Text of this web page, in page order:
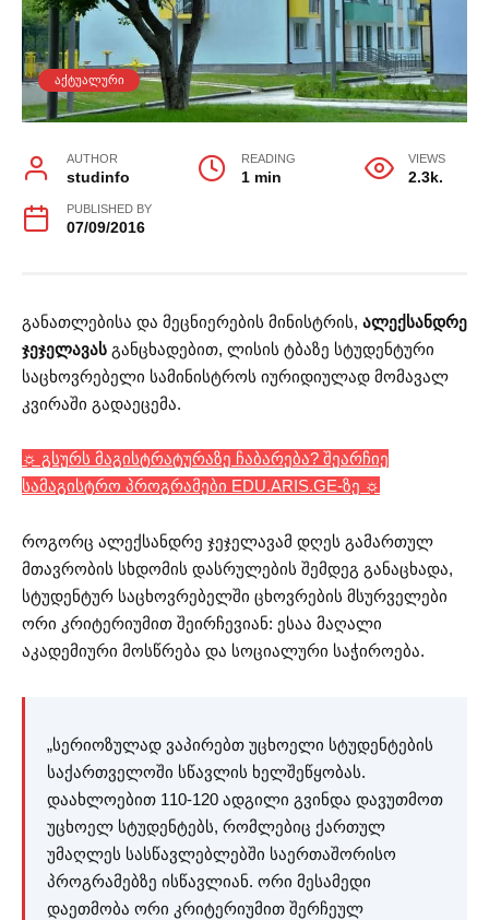
ᲐᲥᲢᲣᲐᲚᲣᲠᲘ
AUTHOR
studinfo
READING
1 min
VIEWS
2.3k.
PUBLISHED BY
07/09/2016
განათლებისა და მეცნიერების მინისტრის, ალექსანდრე
ჯეჯელავას განცხადებით, ლისის ტბაზე სტუდენტური
საცხოვრებელი სამინისტროს იურიდიულად მომავალ
კვირაში გადაეცემა.
☼ გსურს მაგისტრატურაზე ჩაბარება? შეარჩიე
სამაგისტრო პროგრამები EDU.ARIS.GE-ზე ☼
როგორც ალექსანდრე ჯეჯელავამ დღეს გამართულ
მთავრობის სხდომის დასრულების შემდეგ განაცხადა,
სტუდენტურ საცხოვრებელში ცხოვრების მსურველები
ორი კრიტერიუმით შეირჩევიან: ესაა მაღალი
აკადემიური მოსწრება და სოციალური საჭიროება.
„სერიოზულად ვაპირებთ უცხოელი სტუდენტების
საქართველოში სწავლის ხელშეწყობას.
დაახლოებით 110-120 ადგილი გვინდა დავუთმოთ
უცხოელ სტუდენტებს, რომლებიც ქართულ
უმაღლეს სასწავლებლებში საერთაშორისო
პროგრამებზე ისწავლიან. ორი მესამედი
დაეთმობა ორი კრიტერიუმით შერჩეულ